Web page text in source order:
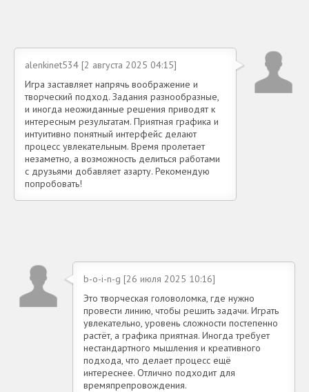
alenkinet534 [2 августа 2025 04:15]
Игра заставляет напрячь воображение и
творческий подход. Задания разнообразные,
и иногда неожиданные решения приводят к
интересным результатам. Приятная графика и
интуитивно понятный интерфейс делают
процесс увлекательным. Время пролетает
незаметно, а возможность делиться работами
с друзьями добавляет азарту. Рекомендую
попробовать!
b-o-i-n-g [26 июля 2025 10:16]
Это творческая головоломка, где нужно
провести линию, чтобы решить задачи. Играть
увлекательно, уровень сложности постепенно
растёт, а графика приятная. Иногда требует
нестандартного мышления и креативного
подхода, что делает процесс ещё
интереснее. Отлично подходит для
времяпрепровождения.